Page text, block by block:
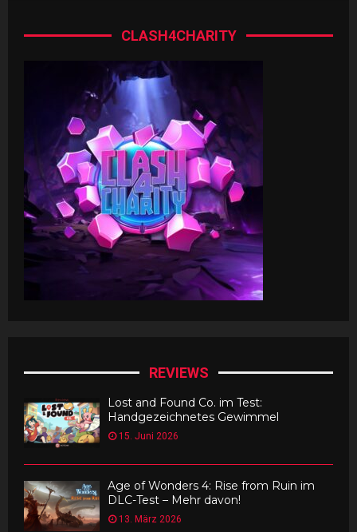
CLASH4CHARITY
REVIEWS
Lost and Found Co. im Test:
Handgezeichnetes Gewimmel
15. Juni 2026
Age of Wonders 4: Rise from Ruin im
DLC-Test – Mehr davon!
13. März 2026